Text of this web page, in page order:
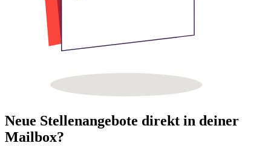
Neue Stellenangebote direkt in deiner
Mailbox?